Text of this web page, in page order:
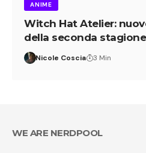
ANIME
Witch Hat Atelier:
della seconda stagione
Nicole Coscia 3 Min
WE ARE NERDPOOL